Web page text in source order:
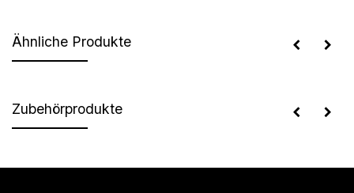
Ähnliche Produkte
Zubehörprodukte